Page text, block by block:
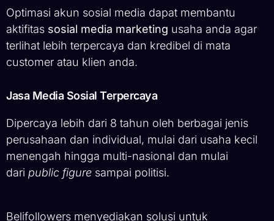
Optimasi akun sosial media dapat membantu
aktifitas sosial media marketing usaha anda agar
terlihat lebih terpercaya dan kredibel di mata
customer atau klien anda.
Jasa Media Sosial Terpercaya
Dipercaya lebih dari 8 tahun oleh berbagai jenis
perusahaan dan individual, mulai dari usaha kecil
menengah hingga multi-nasional dan mulai
dari public figure sampai politisi.
Belifollowers menyediakan solusi untuk